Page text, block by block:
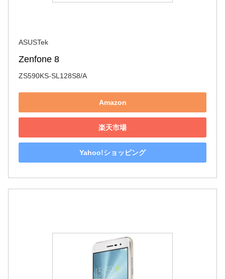
ASUSTek
Zenfone 8
ZS590KS-SL128S8/A
Amazon
楽天市場
Yahoo!ショッピング